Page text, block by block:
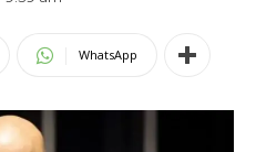
WhatsApp